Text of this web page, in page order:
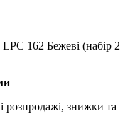
LPC 162 Бежеві (набір 2
розпродажі, знижки та